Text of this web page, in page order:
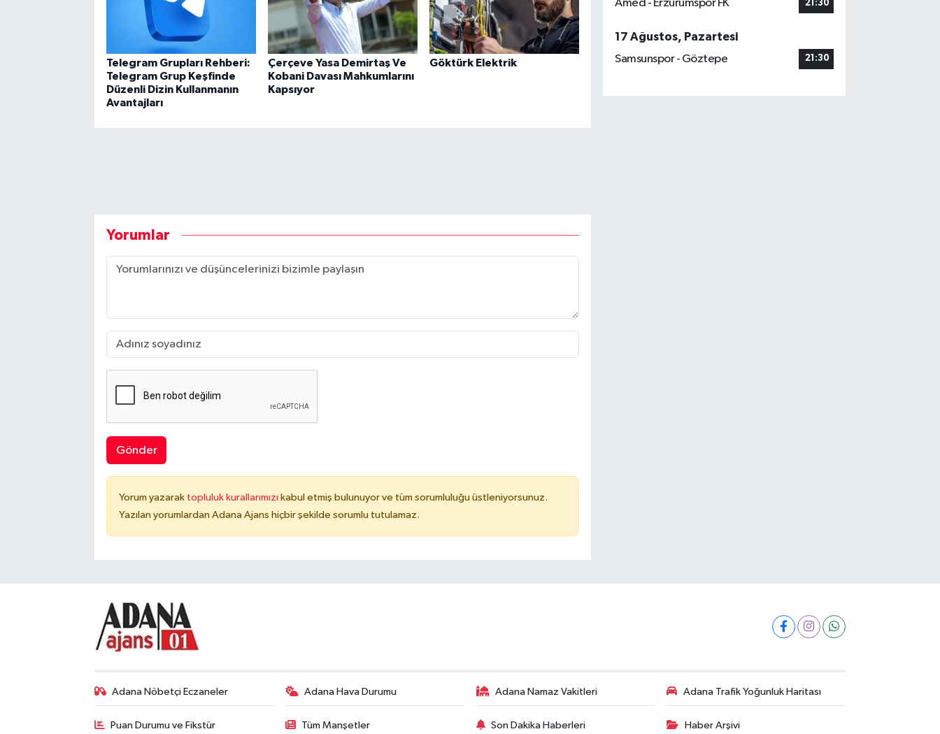
Telegram Grupları Rehberi:
Telegram Grup Keşfinde
Düzenli Dizin Kullanmanın
Avantajları
Çerçeve Yasa Demirtaş Ve
Kobani Davası Mahkumlarını
Kapsıyor
Göktürk Elektrik
Yorumlar
Gönder
Yorum yazarak topluluk kurallarımızı kabul etmiş bulunuyor ve tüm sorumluluğu üstleniyorsunuz.
Yazılan yorumlardan Adana Ajans hiçbir şekilde sorumlu tutulamaz.
Amed - Erzurumspor FK 21:30
17 Ağustos, Pazartesi
Samsunspor - Göztepe
21:30
Adana Nöbetçi Eczaneler Adana Hava Durumu Adana Namaz Vakitleri Adana Trafik Yoğunluk Haritası
Puan Durumu ve Fikstür Tüm Manşetler Son Dakika Haberleri Haber Arşivi